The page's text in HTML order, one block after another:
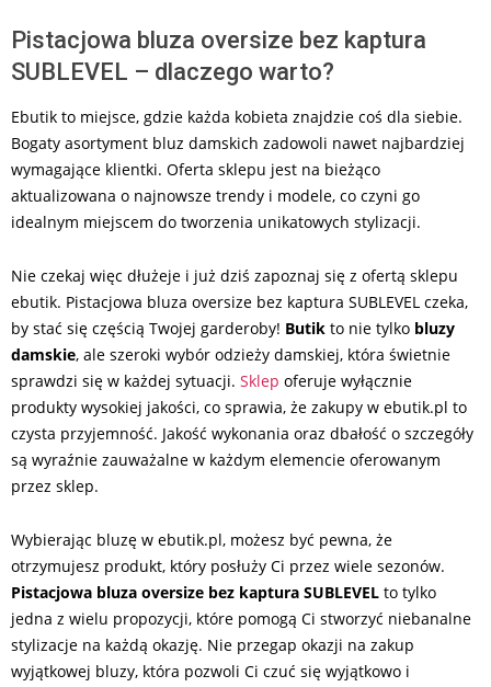
Pistacjowa bluza oversize bez kaptura
SUBLEVEL – dlaczego warto?
Ebutik to miejsce, gdzie każda kobieta znajdzie coś dla siebie.
Bogaty asortyment bluz damskich zadowoli nawet najbardziej
wymagające klientki. Oferta sklepu jest na bieżąco
aktualizowana o najnowsze trendy i modele, co czyni go
idealnym miejscem do tworzenia unikatowych stylizacji.
Nie czekaj więc dłużeje i już dziś zapoznaj się z ofertą sklepu
ebutik. Pistacjowa bluza oversize bez kaptura SUBLEVEL czeka,
by stać się częścią Twojej garderoby! Butik to nie tylko bluzy
damskie, ale szeroki wybór odzieży damskiej, która świetnie
sprawdzi się w każdej sytuacji. Sklep oferuje wyłącznie
produkty wysokiej jakości, co sprawia, że zakupy w ebutik.pl to
czysta przyjemność. Jakość wykonania oraz dbałość o szczegóły
są wyraźnie zauważalne w każdym elemencie oferowanym
przez sklep.
Wybierając bluzę w ebutik.pl, możesz być pewna, że
otrzymujesz produkt, który posłuży Ci przez wiele sezonów.
Pistacjowa bluza oversize bez kaptura SUBLEVEL to tylko
jedna z wielu propozycji, które pomogą Ci stworzyć niebanalne
stylizacje na każdą okazję. Nie przegap okazji na zakup
wyjątkowej bluzy, która pozwoli Ci czuć się wyjątkowo i